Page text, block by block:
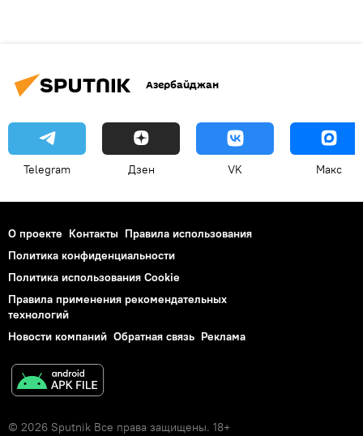
Азербайджан
Telegram Дзен VK Макс
О проекте Контакты Правила использования
Политика конфиденциальности
Политика использования Cookie
Правила применения рекомендательных
технологий
Новости компаний Обратная связь Реклама
© 2026 Sputnik Все права защищены. 18+